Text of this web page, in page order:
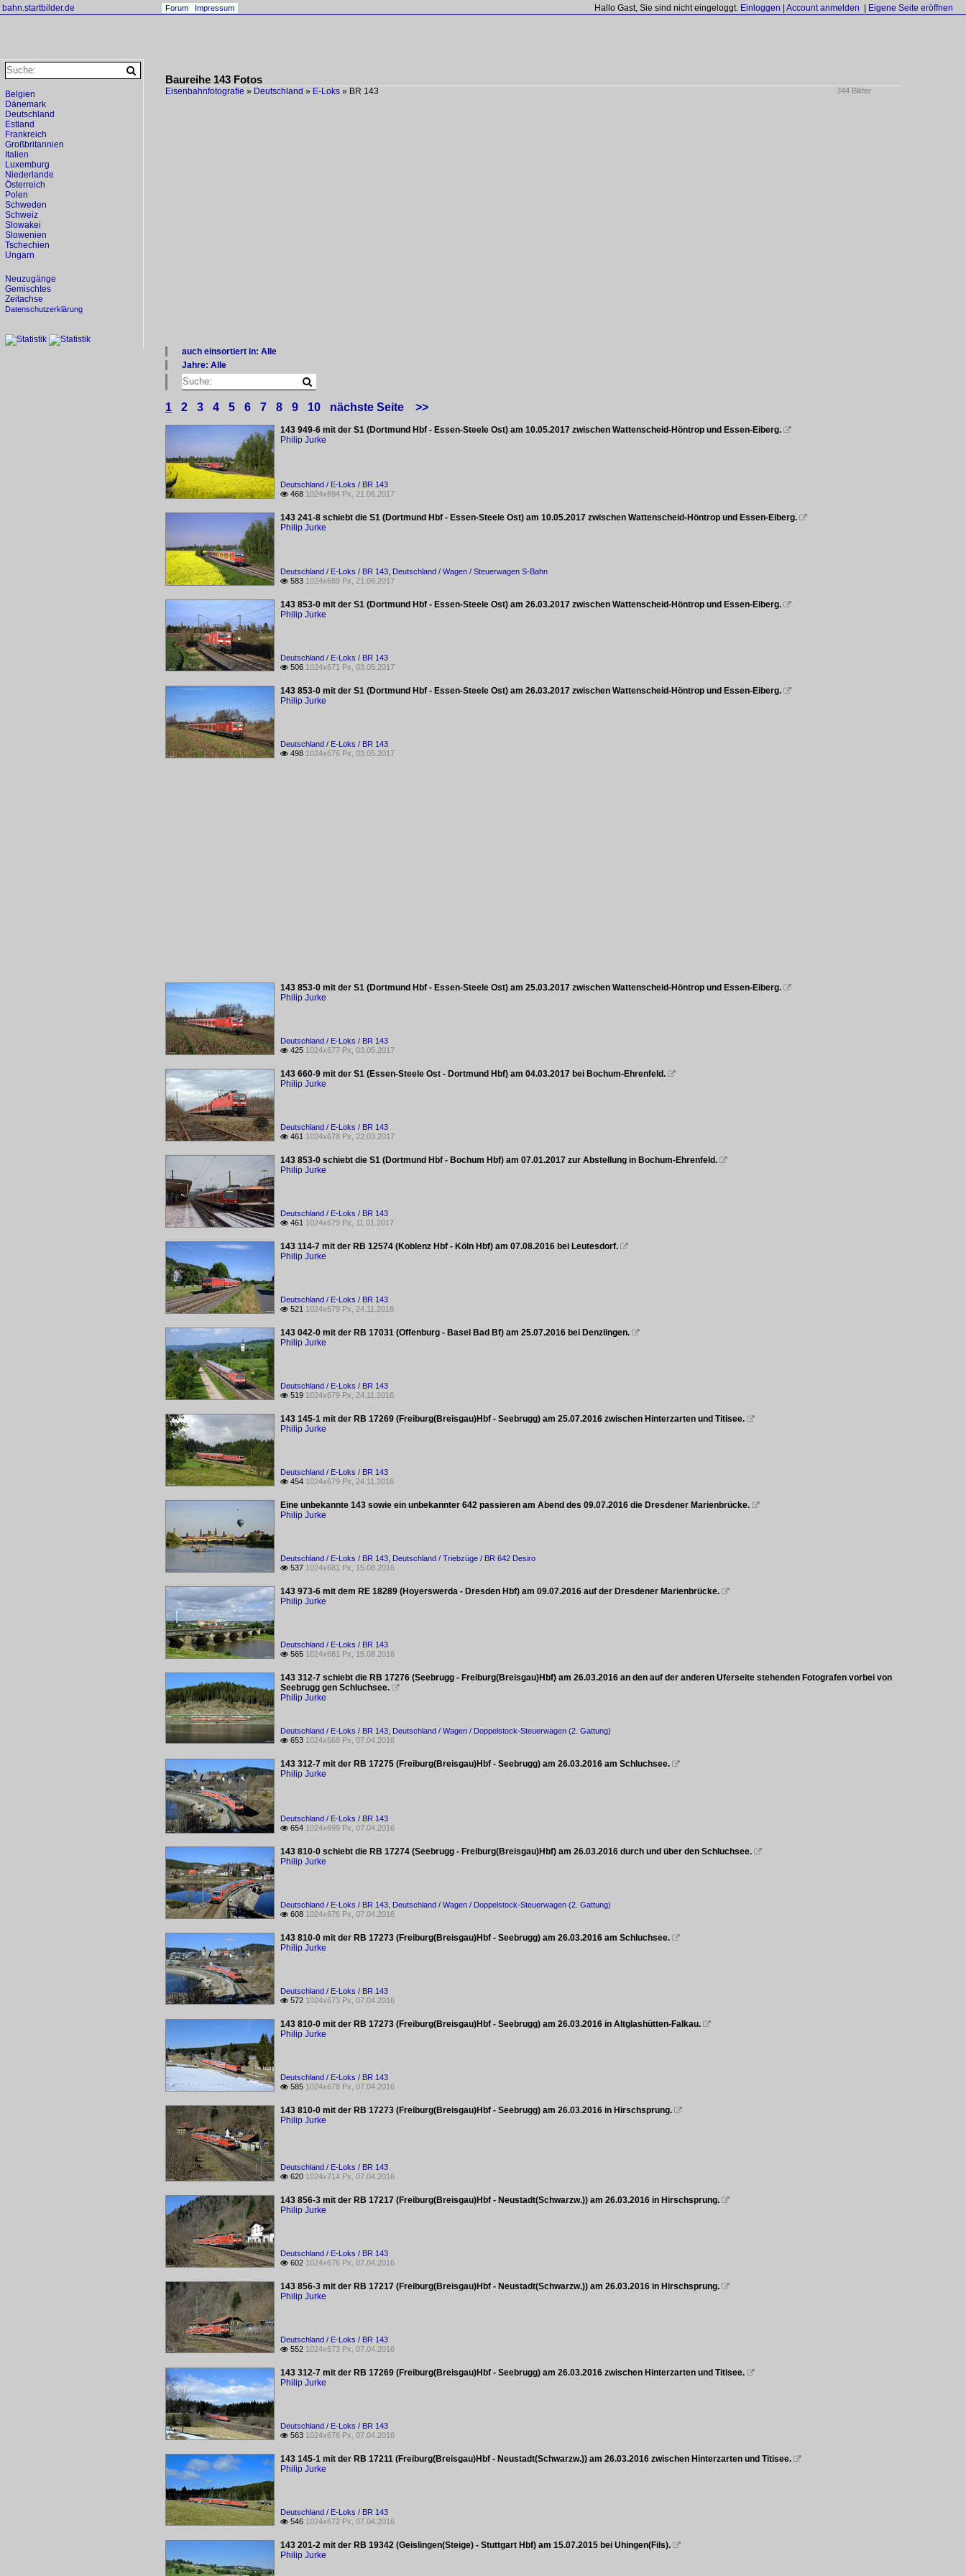
bahn.startbilder.de Hallo Gast, Sie sind nicht eingeloggt. Einloggen Account anmelden Eigene Seite eröffnen
Forum Impressum
Baureihe 143 Fotos
344 Bilder
Eisenbahnfotografie » Deutschland » E-Loks » BR 143
auch einsortiert in: Alle
Alle Kategorien
Deutschland
Jahre: Alle
×
Alle Jahre
2010
1 2 3 4 5 6 7 8 9 10 nächste Seite >>
143 949-6 mit der S1 (Dortmund Hbf - Essen-Steele Ost) am 10.05.2017 zwischen Wattenscheid-Höntrop und Essen-Eiberg. 
Philip Jurke
Deutschland / E-Loks / BR 143
 468 1024x694 Px, 21.06.2017
143 241-8 schiebt die S1 (Dortmund Hbf - Essen-Steele Ost) am 10.05.2017 zwischen Wattenscheid-Höntrop und Essen-Eiberg. 
Philip Jurke
Deutschland / E-Loks / BR 143 Deutschland / Wagen / Steuerwagen S-Bahn
 583 1024x689 Px, 21.06.2017
143 853-0 mit der S1 (Dortmund Hbf - Essen-Steele Ost) am 26.03.2017 zwischen Wattenscheid-Höntrop und Essen-Eiberg. 
Philip Jurke
Deutschland / E-Loks / BR 143
 506 1024x671 Px, 03.05.2017
143 853-0 mit der S1 (Dortmund Hbf - Essen-Steele Ost) am 26.03.2017 zwischen Wattenscheid-Höntrop und Essen-Eiberg. 
Philip Jurke
Deutschland / E-Loks / BR 143
 498 1024x676 Px, 03.05.2017
143 853-0 mit der S1 (Dortmund Hbf - Essen-Steele Ost) am 25.03.2017 zwischen Wattenscheid-Höntrop und Essen-Eiberg. 
Philip Jurke
Deutschland / E-Loks / BR 143
 425 1024x677 Px, 03.05.2017
143 660-9 mit der S1 (Essen-Steele Ost - Dortmund Hbf) am 04.03.2017 bei Bochum-Ehrenfeld. 
Philip Jurke
Deutschland / E-Loks / BR 143
 461 1024x678 Px, 22.03.2017
143 853-0 schiebt die S1 (Dortmund Hbf - Bochum Hbf) am 07.01.2017 zur Abstellung in Bochum-Ehrenfeld. 
Philip Jurke
Deutschland / E-Loks / BR 143
 461 1024x679 Px, 11.01.2017
143 114-7 mit der RB 12574 (Koblenz Hbf - Köln Hbf) am 07.08.2016 bei Leutesdorf. 
Philip Jurke
Deutschland / E-Loks / BR 143
 521 1024x679 Px, 24.11.2016
143 042-0 mit der RB 17031 (Offenburg - Basel Bad Bf) am 25.07.2016 bei Denzlingen. 
Philip Jurke
Deutschland / E-Loks / BR 143
 519 1024x679 Px, 24.11.2016
143 145-1 mit der RB 17269 (Freiburg(Breisgau)Hbf - Seebrugg) am 25.07.2016 zwischen Hinterzarten und Titisee. 
Philip Jurke
Deutschland / E-Loks / BR 143
 454 1024x679 Px, 24.11.2016
Eine unbekannte 143 sowie ein unbekannter 642 passieren am Abend des 09.07.2016 die Dresdener Marienbrücke. 
Philip Jurke
Deutschland / E-Loks / BR 143 Deutschland / Triebzüge / BR 642 Desiro
 537 1024x681 Px, 15.08.2016
143 973-6 mit dem RE 18289 (Hoyerswerda - Dresden Hbf) am 09.07.2016 auf der Dresdener Marienbrücke. 
Philip Jurke
Deutschland / E-Loks / BR 143
 565 1024x681 Px, 15.08.2016
143 312-7 schiebt die RB 17276 (Seebrugg - Freiburg(Breisgau)Hbf) am 26.03.2016 an den auf der anderen Uferseite stehenden Fotografen vorbei von
Seebrugg gen Schluchsee. 
Philip Jurke
Deutschland / E-Loks / BR 143 Deutschland / Wagen / Doppelstock-Steuerwagen (2. Gattung)
 653 1024x668 Px, 07.04.2016
143 312-7 mit der RB 17275 (Freiburg(Breisgau)Hbf - Seebrugg) am 26.03.2016 am Schluchsee. 
Philip Jurke
Deutschland / E-Loks / BR 143
 654 1024x699 Px, 07.04.2016
143 810-0 schiebt die RB 17274 (Seebrugg - Freiburg(Breisgau)Hbf) am 26.03.2016 durch und über den Schluchsee. 
Philip Jurke
Deutschland / E-Loks / BR 143 Deutschland / Wagen / Doppelstock-Steuerwagen (2. Gattung)
 608 1024x676 Px, 07.04.2016
143 810-0 mit der RB 17273 (Freiburg(Breisgau)Hbf - Seebrugg) am 26.03.2016 am Schluchsee. 
Philip Jurke
Deutschland / E-Loks / BR 143
 572 1024x673 Px, 07.04.2016
143 810-0 mit der RB 17273 (Freiburg(Breisgau)Hbf - Seebrugg) am 26.03.2016 in Altglashütten-Falkau. 
Philip Jurke
Deutschland / E-Loks / BR 143
 585 1024x678 Px, 07.04.2016
143 810-0 mit der RB 17273 (Freiburg(Breisgau)Hbf - Seebrugg) am 26.03.2016 in Hirschsprung. 
Philip Jurke
Deutschland / E-Loks / BR 143
 620 1024x714 Px, 07.04.2016
143 856-3 mit der RB 17217 (Freiburg(Breisgau)Hbf - Neustadt(Schwarzw.)) am 26.03.2016 in Hirschsprung. 
Philip Jurke
Deutschland / E-Loks / BR 143
 602 1024x676 Px, 07.04.2016
143 856-3 mit der RB 17217 (Freiburg(Breisgau)Hbf - Neustadt(Schwarzw.)) am 26.03.2016 in Hirschsprung. 
Philip Jurke
Deutschland / E-Loks / BR 143
 552 1024x673 Px, 07.04.2016
143 312-7 mit der RB 17269 (Freiburg(Breisgau)Hbf - Seebrugg) am 26.03.2016 zwischen Hinterzarten und Titisee. 
Philip Jurke
Deutschland / E-Loks / BR 143
 563 1024x678 Px, 07.04.2016
143 145-1 mit der RB 17211 (Freiburg(Breisgau)Hbf - Neustadt(Schwarzw.)) am 26.03.2016 zwischen Hinterzarten und Titisee. 
Philip Jurke
Deutschland / E-Loks / BR 143
 546 1024x672 Px, 07.04.2016
143 201-2 mit der RB 19342 (Geislingen(Steige) - Stuttgart Hbf) am 15.07.2015 bei Uhingen(Fils). 
Philip Jurke
Belgien
Dänemark
Deutschland
Estland
Frankreich
Großbritannien
Italien
Luxemburg
Niederlande
Österreich
Polen
Schweden
Schweiz
Slowakei
Slowenien
Tschechien
Ungarn
Neuzugänge
Gemischtes
Zeitachse
Datenschutzerklärung